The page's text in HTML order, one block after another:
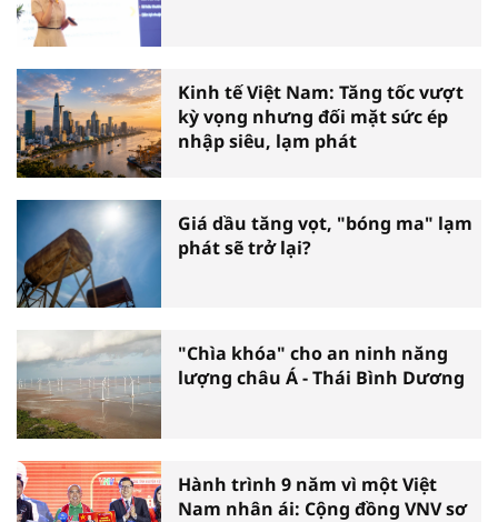
Kinh tế Việt Nam: Tăng tốc vượt
kỳ vọng nhưng đối mặt sức ép
nhập siêu, lạm phát
Giá dầu tăng vọt, "bóng ma" lạm
phát sẽ trở lại?
"Chìa khóa" cho an ninh năng
lượng châu Á - Thái Bình Dương
Hành trình 9 năm vì một Việt
Nam nhân ái: Cộng đồng VNV sơ